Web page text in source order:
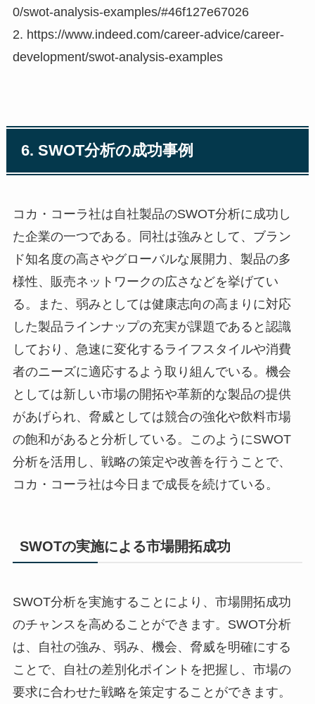
0/swot-analysis-examples/#46f127e67026
2. https://www.indeed.com/career-advice/career-
development/swot-analysis-examples
6. SWOT分析の成功事例
コカ・コーラ社は自社製品のSWOT分析に成功し
た企業の一つである。同社は強みとして、ブラン
ド知名度の高さやグローバルな展開力、製品の多
様性、販売ネットワークの広さなどを挙げてい
る。また、弱みとしては健康志向の高まりに対応
した製品ラインナップの充実が課題であると認識
しており、急速に変化するライフスタイルや消費
者のニーズに適応するよう取り組んでいる。機会
としては新しい市場の開拓や革新的な製品の提供
があげられ、脅威としては競合の強化や飲料市場
の飽和があると分析している。このようにSWOT
分析を活用し、戦略の策定や改善を行うことで、
コカ・コーラ社は今日まで成長を続けている。
SWOTの実施による市場開拓成功
SWOT分析を実施することにより、市場開拓成功
のチャンスを高めることができます。SWOT分析
は、自社の強み、弱み、機会、脅威を明確にする
ことで、自社の差別化ポイントを把握し、市場の
要求に合わせた戦略を策定することができます。